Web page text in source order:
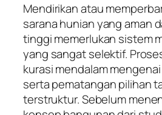
Mendirikan atau
sarana hunian yang aman
tinggi memerlukan sistem
yang sangat selektif.
kurasi mendalam
serta pematangan pilihan
terstruktur. Sebelum